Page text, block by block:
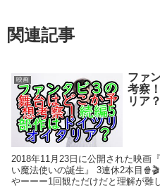
関連記事
映画
ファ
考察
リア？
2018年11月23日に公開された映画
い魔法使いの誕生』 3連休2本目
やーーー1回観ただけだと理解が難